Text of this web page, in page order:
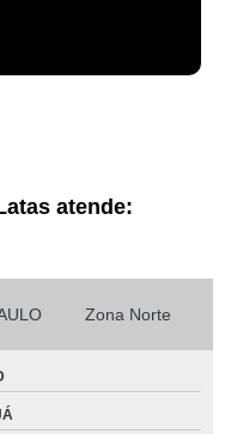
atende:
Zona Norte